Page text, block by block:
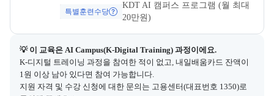
특별훈련수당
KDT AI 캠퍼스 프로그램 (월 최대
20만원)
💡 이 교육은 AI Campus(K-Digital Training) 과정이에요.
K-디지털 트레이닝 과정을 참여한 적이 없고, 내일배움카드 잔액이
1원 이상 남아 있다면 참여 가능합니다.
지원 자격 및 수강 신청에 대한 문의는 고용센터(대표번호 1350)로